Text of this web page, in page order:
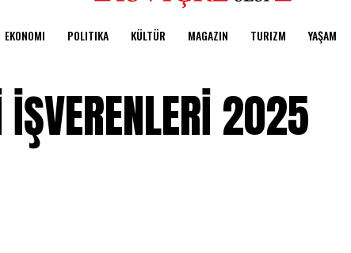
EKONOMI POLITIKA KÜLTÜR MAGAZIN TURIZM YAŞAM
İŞVERENLERİ 2025